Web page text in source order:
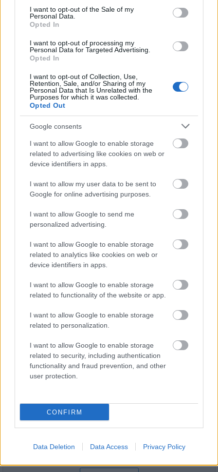
consent section.
I want to opt-out of the Sale of my
Personal Data.
Opted In
I want to opt-out of processing my
Personal Data for Targeted Advertising.
Opted In
I want to opt-out of Collection, Use,
Retention, Sale, and/or Sharing of my
Personal Data that Is Unrelated with the
Purposes for which it was collected.
Opted Out
Google consents
I want to allow Google to enable storage
related to advertising like cookies on web or
device identifiers in apps.
I want to allow my user data to be sent to
Google for online advertising purposes.
I want to allow Google to send me
personalized advertising.
I want to allow Google to enable storage
related to analytics like cookies on web or
device identifiers in apps.
I want to allow Google to enable storage
related to functionality of the website or app.
I want to allow Google to enable storage
related to personalization.
I want to allow Google to enable storage
related to security, including authentication
functionality and fraud prevention, and other
user protection.
CONFIRM
Data Deletion Data Access Privacy Policy
Történelmi táj, amelynek minden köve mesél –
megújul a tatai Angolkert
A projekt részeként megújulnak a területen található
műemlékek, köztük a különleges Műromok, valamint a közeli
Várkanyarban álló Nepomuki Szent János híd és szobor is.
M1 bővítés: már zajlik a teljesen új
Bicske Kelet csomópont építése
Új gyalogosátkelők és jelzőlámpás
csomópont épül Angyalföldön
Másfélszeresére bővítik
iskoláját
Látványos építési szakasz indult be a
Flórián téri felüljárón
HÍRLEVÉL
Feliratkozom a hírlevélre és elfogadom azadatvédelmi